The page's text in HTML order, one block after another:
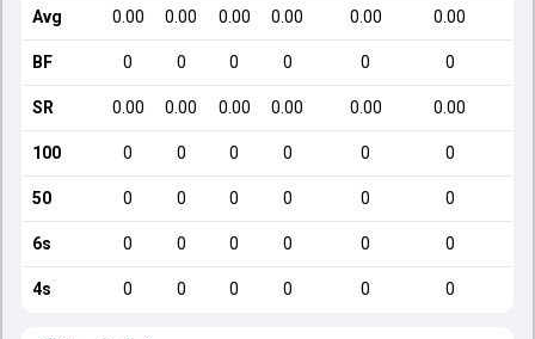
Avg 0.00 0.00 0.00 0.00 0.00 0.00
BF 0 0 0 0 0 0
SR 0.00 0.00 0.00 0.00 0.00 0.00
100 0 0 0 0 0 0
50 0 0 0 0 0 0
6s 0 0 0 0 0 0
4s 0 0 0 0 0 0